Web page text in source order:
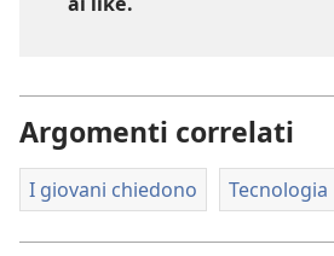
Argomenti correlati
I giovani chiedono Tecnologia